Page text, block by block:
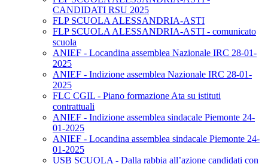
CANDIDATI RSU 2025
FLP SCUOLA ALESSANDRIA-ASTI
FLP SCUOLA ALESSANDRIA-ASTI - comunicato
scuola
ANIEF - Locandina assemblea Nazionale IRC 28-01-
2025
ANIEF - Indizione assemblea Nazionale IRC 28-01-
2025
FLC CGIL - Piano formazione Ata su istituti
contrattuali
ANIEF - Indizione assemblea sindacale Piemonte 24-
01-2025
ANIEF - Locandina assemblea sindacale Piemonte 24-
01-2025
USB SCUOLA - Dalla rabbia all’azione candidati con